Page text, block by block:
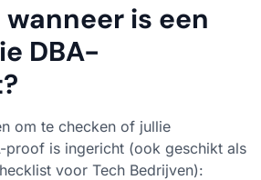
is een
DBA-
om te checken of jullie
proof is ingericht (ook geschikt als
voor Tech Bedrijven):